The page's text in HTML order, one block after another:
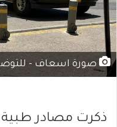
صورة اسعاف -
ذكرت مصادر طبية